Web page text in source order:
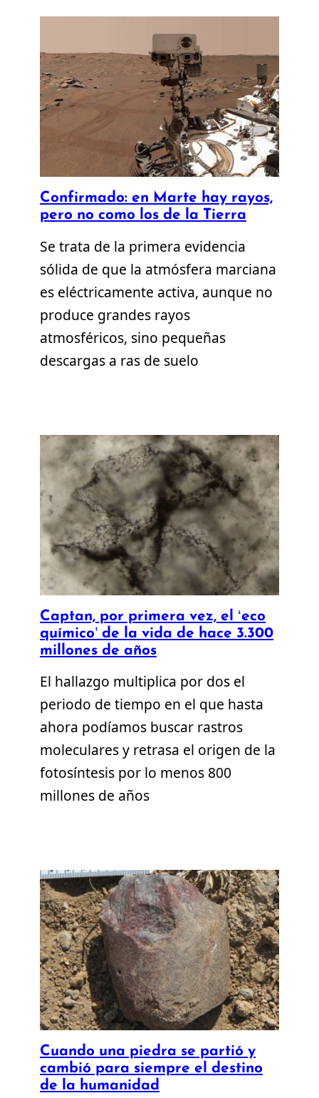
Confirmado: en Marte hay rayos,
pero no como los de la Tierra
Se trata de la primera evidencia
sólida de que la atmósfera marciana
es eléctricamente activa, aunque no
produce grandes rayos
atmosféricos, sino pequeñas
descargas a ras de suelo
Captan, por primera vez, el ‘eco
químico’ de la vida de hace 3.300
millones de años
El hallazgo multiplica por dos el
periodo de tiempo en el que hasta
ahora podíamos buscar rastros
moleculares y retrasa el origen de la
fotosíntesis por lo menos 800
millones de años
Cuando una piedra se partió y
cambió para siempre el destino
de la humanidad